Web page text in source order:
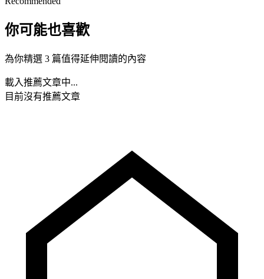
你可能也喜歡
為你精選 3 篇值得延伸閱讀的內容
載入推薦文章中...
目前沒有推薦文章